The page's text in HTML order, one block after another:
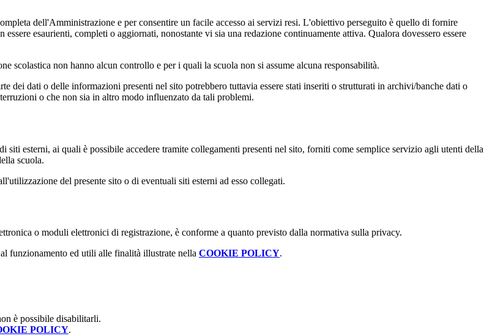
dell'Amministrazione e per consentire un facile accesso ai servizi resi. L'obiettivo perseguito è quello di fornire
esaurienti, completi o aggiornati, nonostante vi sia una redazione continuamente attiva. Qualora dovessero essere
scolastica non hanno alcun controllo e per i quali la scuola non si assume alcuna responsabilità.
dei dati o delle informazioni presenti nel sito potrebbero tuttavia essere stati inseriti o strutturati in archivi/banche dati o
o che non sia in altro modo influenzato da tali problemi.
siti esterni, ai quali è possibile accedere tramite collegamenti presenti nel sito, forniti come semplice servizio agli utenti della
scuola.
del presente sito o di eventuali siti esterni ad esso collegati.
o moduli elettronici di registrazione, è conforme a quanto previsto dalla normativa sulla privacy.
funzionamento ed utili alle finalità illustrate nella COOKIE POLICY.
è possibile disabilitarli.
POLICY.